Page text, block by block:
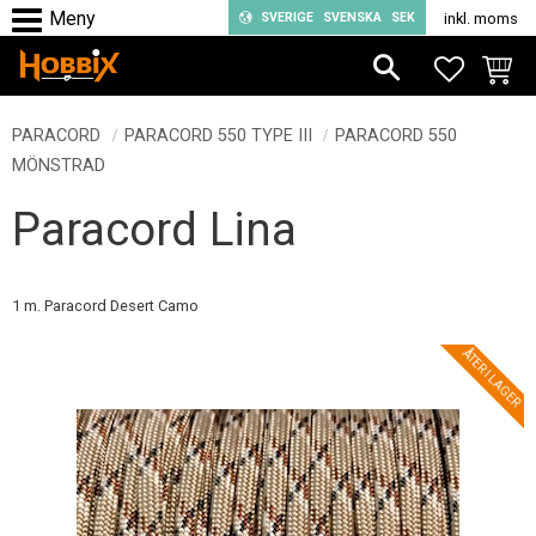
Meny
SVERIGE SVENSKA SEK inkl. moms
PARACORD PARACORD 550 TYPE III
PARACORD 550
MÖNSTRAD
Paracord Lina
1 m. Paracord Desert Camo
ÅTER I LAGER